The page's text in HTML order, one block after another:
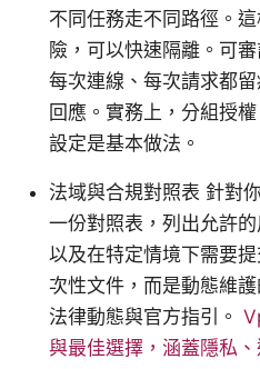
不同任務走不同路徑。
險，可以快速隔離。可
每次連線、每次請求都
回應。實務上，分組授
設定是基本做法。
法域與合規對照表 針對
一份對照表，列出允許
以及在特定情境下需要
次性文件，而是動態維
法律動態與官方指引。
與最佳選擇，涵蓋隱私